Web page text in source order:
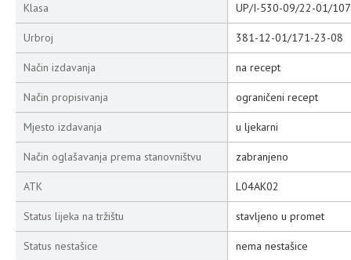
Klasa UP/I-530-09/22-01/107
Urbroj 381-12-01/171-23-08
Način izdavanja na recept
Način propisivanja ograničeni recept
Mjesto izdavanja u ljekarni
Način oglašavanja prema stanovništvu zabranjeno
ATK L04AK02
Status lijeka na tržištu stavljeno u promet
Status nestašice nema nestašice